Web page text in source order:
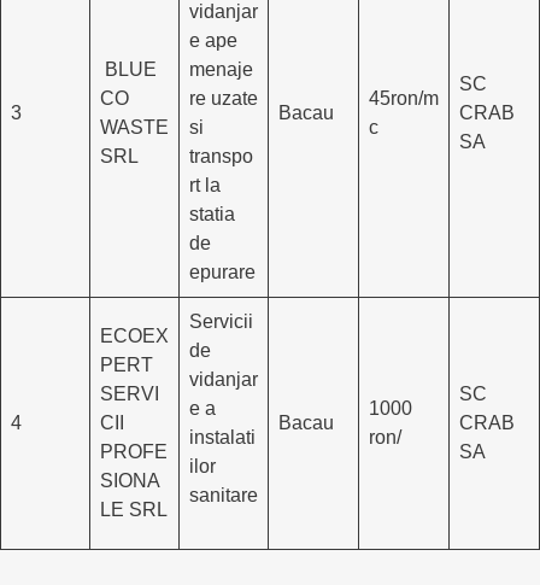
3
BLUE
CO
WASTE
SRL
vidanjar
e ape
menaje
re uzate
si
transpo
rt la
statia
de
epurare
Bacau
45ron/m
c
SC
CRAB
SA
4
ECOEX
PERT
SERVI
CII
PROFE
SIONA
LE SRL
Servicii
de
vidanjar
e a
instalati
ilor
sanitare
Bacau
1000
ron/
SC
CRAB
SA